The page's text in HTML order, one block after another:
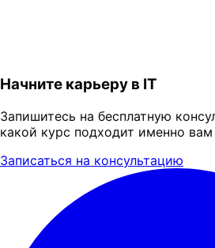
Начните карьеру в IT
Запишитесь на бесплатную
какой курс подходит именно вам
Записаться на консультацию